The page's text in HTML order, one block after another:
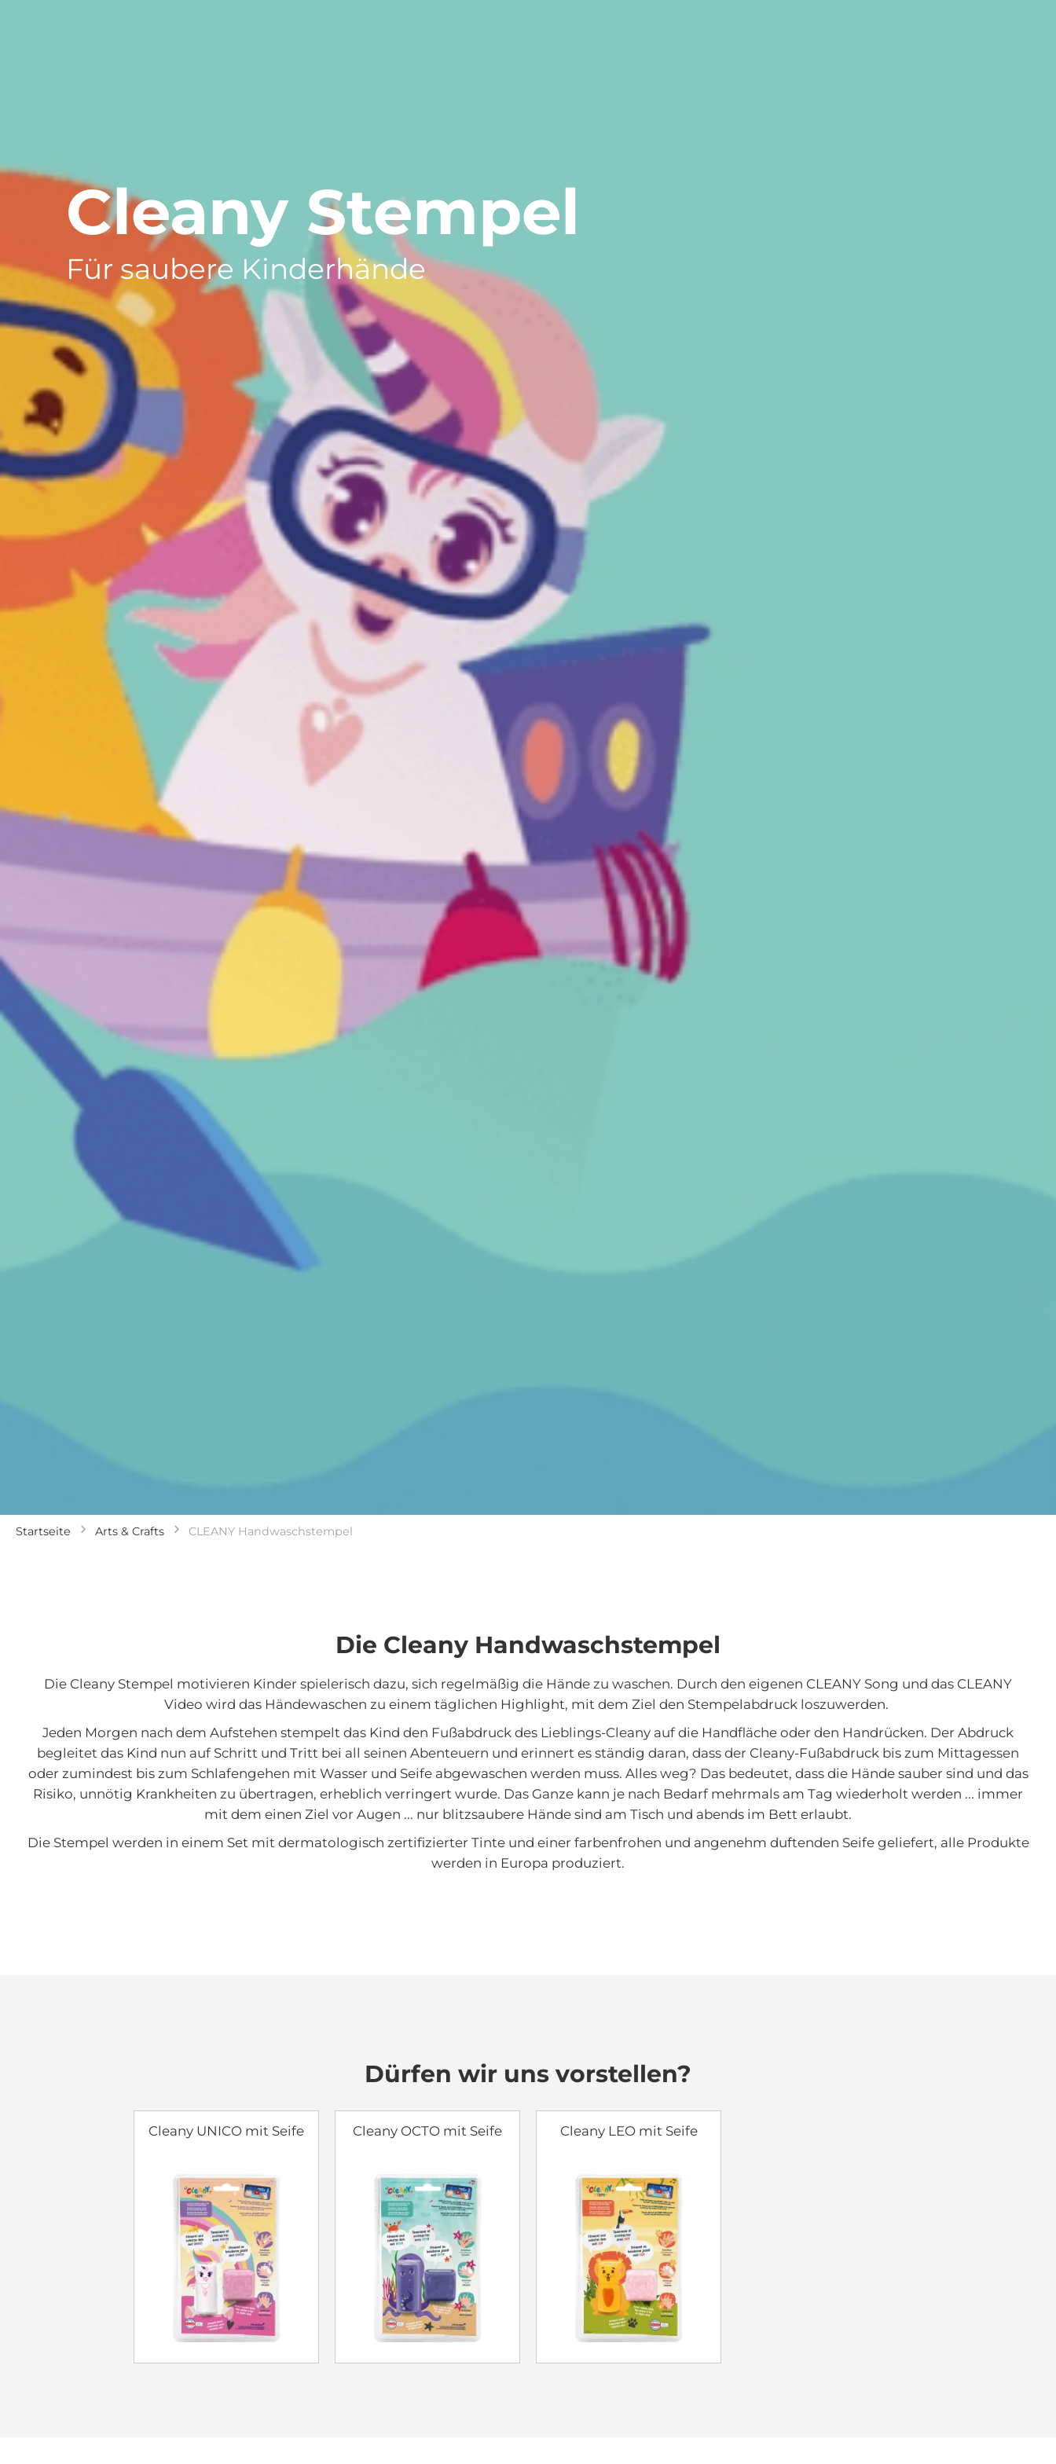
Startseite Arts & Crafts CLEANY Handwaschstempel
Cleany Stempel
Für saubere Kinderhände
Die Cleany Handwaschstempel
Die Cleany Stempel motivieren Kinder spielerisch dazu, sich regelmäßig die Hände zu waschen. Durch den eigenen CLEANY Song und das CLEANY
Video wird das Händewaschen zu einem täglichen Highlight, mit dem Ziel den Stempelabdruck loszuwerden.
Jeden Morgen nach dem Aufstehen stempelt das Kind den Fußabdruck des Lieblings-Cleany auf die Handfläche oder den Handrücken. Der Abdruck
begleitet das Kind nun auf Schritt und Tritt bei all seinen Abenteuern und erinnert es ständig daran, dass der Cleany-Fußabdruck bis zum Mittagessen
oder zumindest bis zum Schlafengehen mit Wasser und Seife abgewaschen werden muss. Alles weg? Das bedeutet, dass die Hände sauber sind und das
Risiko, unnötig Krankheiten zu übertragen, erheblich verringert wurde. Das Ganze kann je nach Bedarf mehrmals am Tag wiederholt werden ... immer
mit dem einen Ziel vor Augen ... nur blitzsaubere Hände sind am Tisch und abends im Bett erlaubt.
Die Stempel werden in einem Set mit dermatologisch zertifizierter Tinte und einer farbenfrohen und angenehm duftenden Seife geliefert, alle Produkte
werden in Europa produziert.
Dürfen wir uns vorstellen?
Cleany UNICO mit Seife Cleany OCTO mit Seife Cleany LEO mit Seife